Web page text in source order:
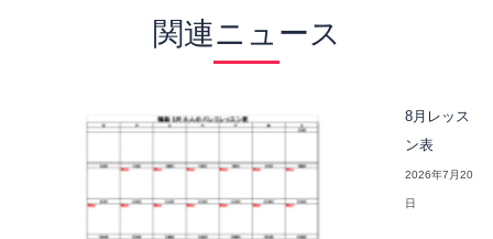
関連ニュース
8月レッス
ン表
2026年7月20
日